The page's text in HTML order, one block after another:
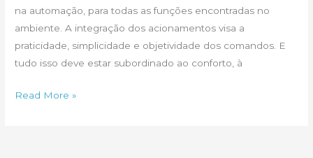
na automação, para todas as funções encontradas no
ambiente. A integração dos acionamentos visa a
praticidade, simplicidade e objetividade dos comandos. E
tudo isso deve estar subordinado ao conforto, à
Automação
Read More »